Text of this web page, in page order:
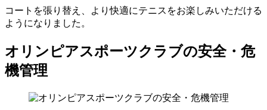
コートを張り替え、より快適にテニスをお楽しみいただける
ようになりました。
オリンピアスポーツクラブの安全・危
機管理